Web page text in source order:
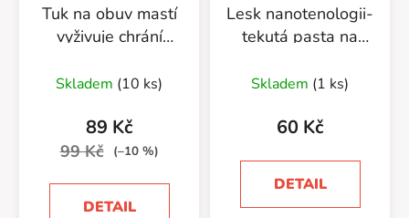
Tuk na obuv mastí
vyživuje chrání
Skladem (10 ks)
89 Kč
99 Kč (–10 %)
DETAIL
Lesk nanotenologii-
tekutá pasta na
Skladem (1 ks)
60 Kč
DETAIL